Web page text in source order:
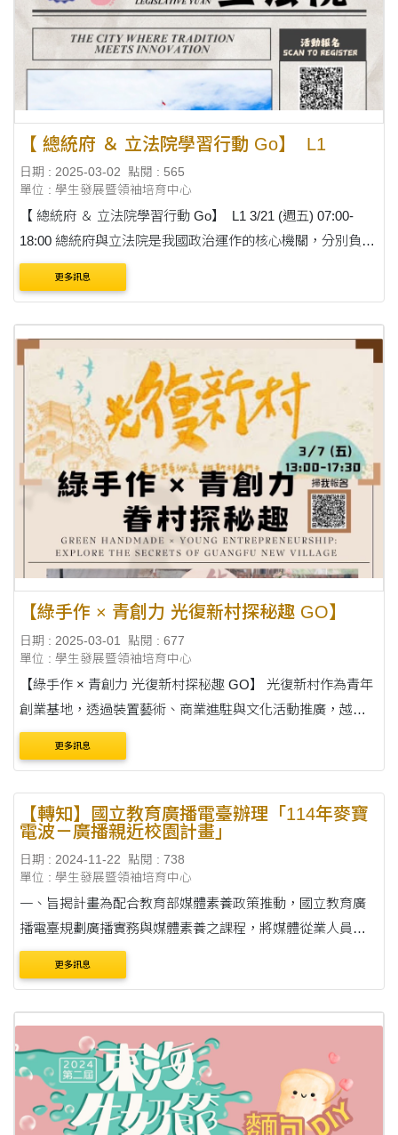
【 總統府 ＆ 立法院學習行動 Go】 L1
日期 : 2025-03-02
點閱 : 565
單位 : 學生發展暨領袖培育中心
【 總統府 ＆ 立法院學習行動 Go】 L1 3/21 (週五) 07:00-
18:00 總統府與立法院是我國政治運作的核心機關，分別負責
國家治理與立法監督。 此次校外學習行動正值立法院總質
詢，將讓同學們更深入....
更多訊息
【綠手作 × 青創力 光復新村探秘趣 GO】
日期 : 2025-03-01
點閱 : 677
單位 : 學生發展暨領袖培育中心
【綠手作 × 青創力 光復新村探秘趣 GO】 光復新村作為青年
創業基地，透過裝置藝術、商業進駐與文化活動推廣，越來
越多大學生參與，一起尊重與傳承當地的歷史與文化價值。
這也是學生職涯發展跨域培養中....
更多訊息
【轉知】國立教育廣播電臺辦理「114年麥寶
電波－廣播親近校園計畫」
日期 : 2024-11-22
點閱 : 738
單位 : 學生發展暨領袖培育中心
一、旨揭計畫為配合教育部媒體素養政策推動，國立教育廣
播電臺規劃廣播實務與媒體素養之課程，將媒體從業人員帶
入校園，豐富校園教學資源，進而提升對媒體素養之興趣。
二、活動計畫如附件，請至「國立教育廣播....
更多訊息